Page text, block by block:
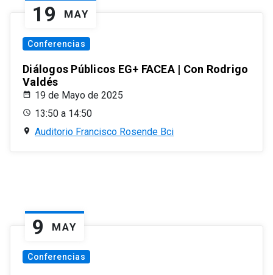
19 MAY
Conferencias
Diálogos Públicos EG+ FACEA | Con Rodrigo
Valdés
19 de Mayo de 2025
13:50 a 14:50
Auditorio Francisco Rosende Bci
9 MAY
Conferencias